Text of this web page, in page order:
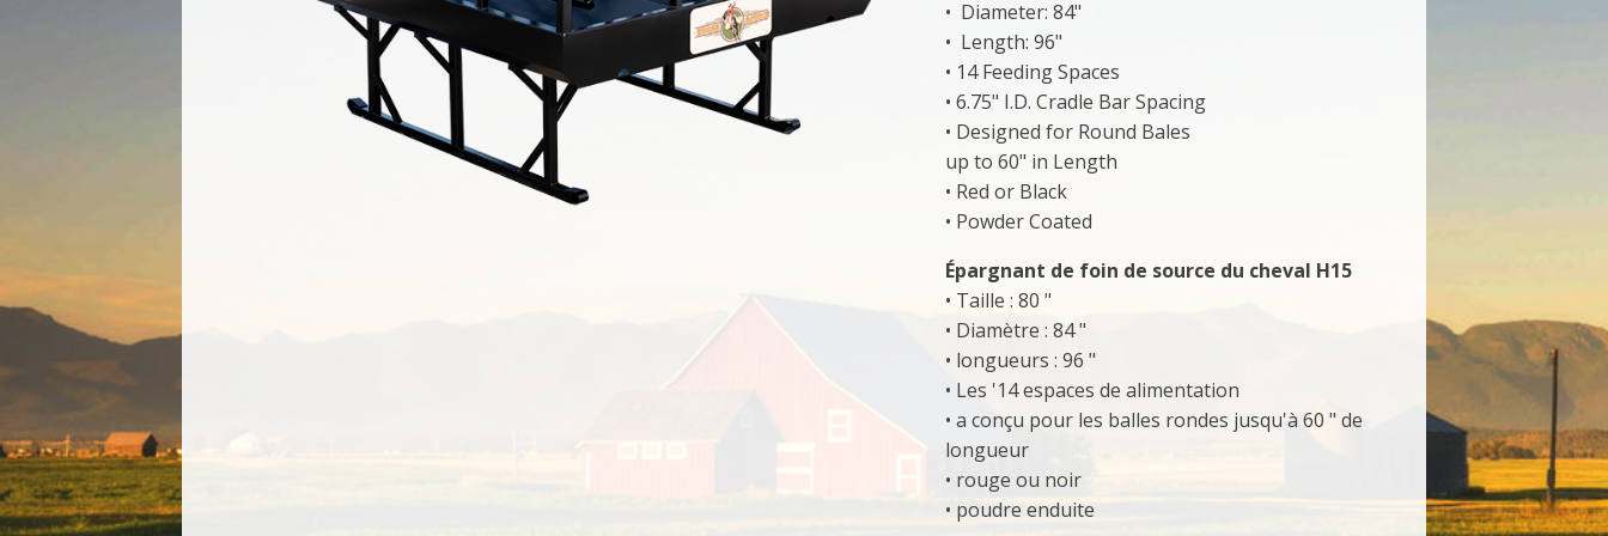
• Diameter: 84"
• Length: 96"
• 14 Feeding Spaces
• 6.75" I.D. Cradle Bar Spacing
• Designed for Round Bales
up to 60" in Length
• Red or Black
• Powder Coated
Épargnant de foin de source du cheval H15
• Taille : 80 "
• Diamètre : 84 "
• longueurs : 96 "
• Les '14 espaces de alimentation
• a conçu pour les balles rondes jusqu'à 60 " de
longueur
• rouge ou noir
• poudre enduite